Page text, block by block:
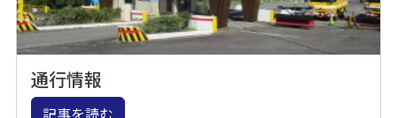
通行情報
記事を読む